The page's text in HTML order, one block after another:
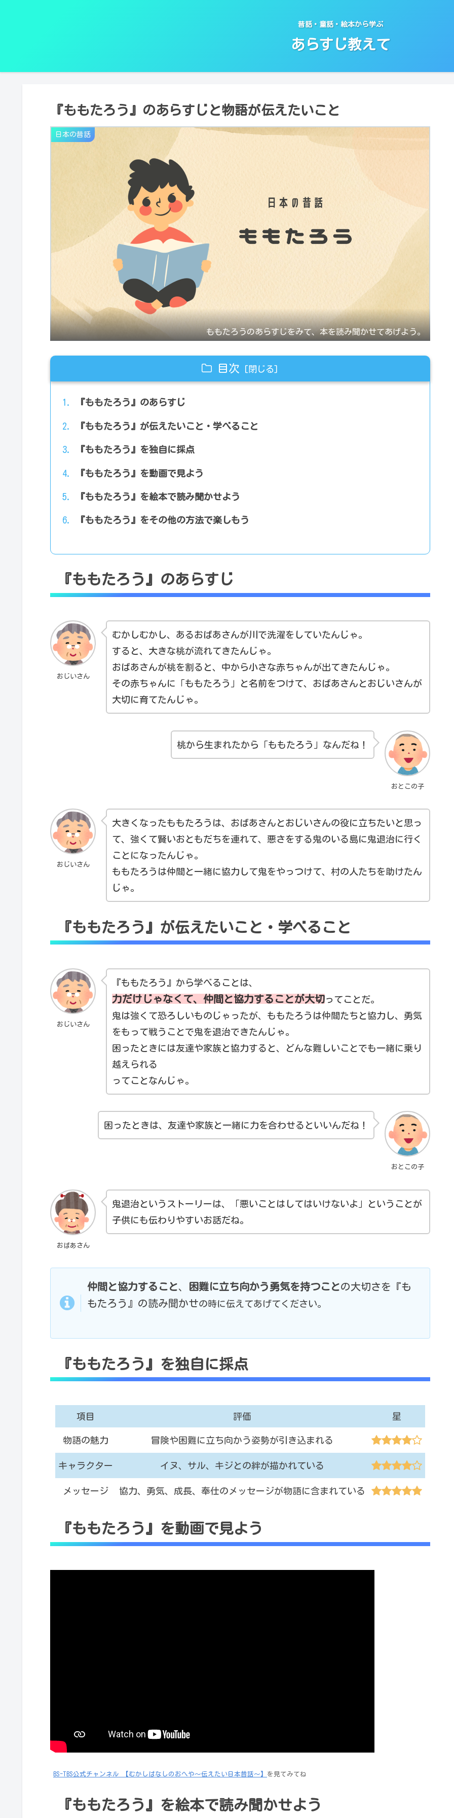
昔話・童話・絵本から学ぶ
あらすじ教えて
『ももたろう』のあらすじと物語が伝えたいこと
日本の昔話
ももたろうのあらすじをみて、本を読み聞かせてあげよう。
目次
『ももたろう』のあらすじ
『ももたろう』が伝えたいこと・学べること
『ももたろう』を独自に採点
『ももたろう』を動画で見よう
『ももたろう』を絵本で読み聞かせよう
『ももたろう』をその他の方法で楽しもう
『ももたろう』のあらすじ
おじいさん
むかしむかし、あるおばあさんが川で洗濯をしていたんじゃ。
すると、大きな桃が流れてきたんじゃ。
おばあさんが桃を割ると、中から小さな赤ちゃんが出てきたんじゃ。
その赤ちゃんに「ももたろう」と名前をつけて、おばあさんとおじいさんが
大切に育てたんじゃ。
おとこの子
桃から生まれたから「ももたろう」なんだね！
おじいさん
大きくなったももたろうは、おばあさんとおじいさんの役に立ちたいと思っ
て、強くて賢いおともだちを連れて、悪さをする鬼のいる島に鬼退治に行く
ことになったんじゃ。
ももたろうは仲間と一緒に協力して鬼をやっつけて、村の人たちを助けたん
じゃ。
『ももたろう』が伝えたいこと・学べること
おじいさん
『ももたろう』から学べることは、
力だけじゃなくて、仲間と協力することが大切ってことだ。
鬼は強くて恐ろしいものじゃったが、ももたろうは仲間たちと協力し、勇気
をもって戦うことで鬼を退治できたんじゃ。
困ったときには友達や家族と協力すると、どんな難しいことでも一緒に乗り
越えられる
ってことなんじゃ。
おとこの子
困ったときは、友達や家族と一緒に力を合わせるといいんだね！
おばあさん
鬼退治というストーリーは、「悪いことはしてはいけないよ」ということが
子供にも伝わりやすいお話だね。
仲間と協力すること、 困難に立ち向かう勇気を持つことの大切さを『も
もたろう』の読み聞かせの時に伝えてあげてください。
『ももたろう』を独自に採点
項目 評価 星
物語の魅力 冒険や困難に立ち向かう姿勢が引き込まれる
キャラクター イヌ、サル、キジとの絆が描かれている
メッセージ 協力、勇気、成長、奉仕のメッセージが物語に含まれている
『ももたろう』を動画で見よう
BS-TBS公式チャンネル 【むかしばなしのおへや～伝えたい日本昔話～】 を見てみてね
『ももたろう』を絵本で読み聞かせよう